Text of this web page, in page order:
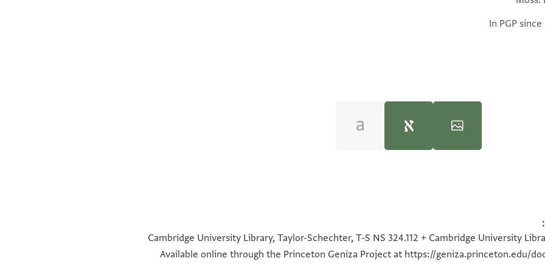
In PGP
של גולה
אשר אהבתו בלב חקוקה והנפש אליו משתוקק מנעמי אל אליו
האלוף האלוף החבר הבחיר של ישיבתינו מצעו בגן
Cambridge University Library, Taylor-Schechter, T-S NS 324.112 + Cambridge University
Available online through the Princeton Geniza Project at https://geniza.princeton.edu/